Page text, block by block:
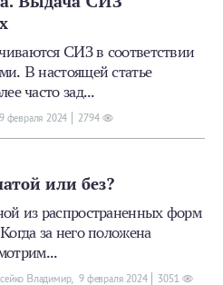
СИЗ в соответствии
В настоящей статье
часто зад...
9 февраля 2024 2794
или без?
из распространенных форм
за него положена
Владимир, 9 февраля 2024 3051